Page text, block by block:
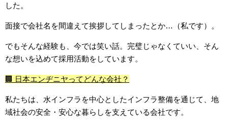
した。
面接で会社名を間違えて挨拶してしまったとか…（私です）。
でもそんな経験も、今では笑い話。完璧じゃなくていい、そん
な想いを込めて採用活動をしています。
🏢 日本エンヂニヤってどんな会社？
私たちは、水インフラを中心としたインフラ整備を通じて、地
域社会の安全・安心な暮らしを支えている会社です。